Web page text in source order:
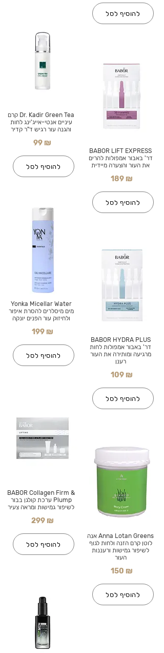
Dr. Kadir Green Tea קרם
עיניים אנטי-אייג'ינג לחות
והגנה עור רגיש ד"ר קדיר
99 ₪
להוסיף לסל
Yonka Micellar Water
מים מיסלרים להסרת איפור
ולחיזוק עור הפנים יונקה
199 ₪
להוסיף לסל
BABOR Collagen Firm &
Plump ערכת קולגן בבור
לשיפור גמישות ומראה צעיר
299 ₪
להוסיף לסל
להוסיף לסל
BABOR LIFT EXPRESS
דר' באבור אמפולות להרים
את העור והצערה מיידית
189 ₪
להוסיף לסל
BABOR HYDRA PLUS
דר' באבור אמפולות לחות
מרגיעה ומותירה את העור
רענן
109 ₪
להוסיף לסל
Anna Lotan Greens אנה
לוטן קרם הזנה ולחות לגוף
לשיפור גמישות ורעננות
העור
150 ₪
להוסיף לסל